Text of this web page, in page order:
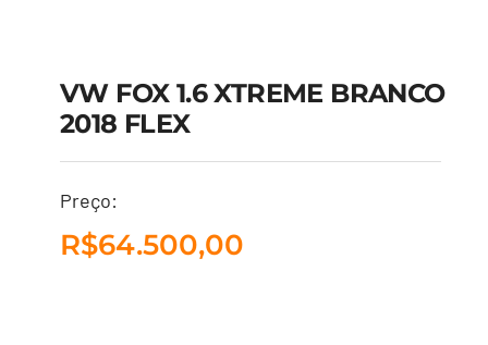
VW FOX 1.6 XTREME
BRANCO 2018 FLEX
VW FOX 1.6 XTREME BRANCO
2018 FLEX
Preço:
R$64.500,00